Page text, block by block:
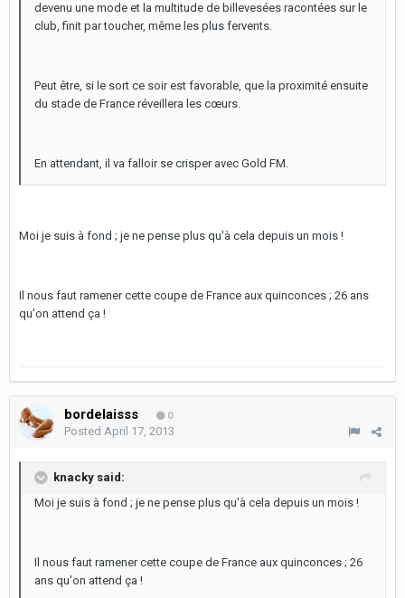
devenu une mode et la multitude de billevesées racontées sur le
club, finit par toucher, même les plus fervents.
Peut être, si le sort ce soir est favorable, que la proximité ensuite
du stade de France réveillera les cœurs.
En attendant, il va falloir se crisper avec Gold FM.
Moi je suis à fond ; je ne pense plus qu'à cela depuis un mois !
Il nous faut ramener cette coupe de France aux quinconces ; 26 ans
qu'on attend ça !
bordelaisss 0
Posted April 17, 2013
knacky said:
Moi je suis à fond ; je ne pense plus qu'à cela depuis un mois !
Il nous faut ramener cette coupe de France aux quinconces ; 26
ans qu'on attend ça !